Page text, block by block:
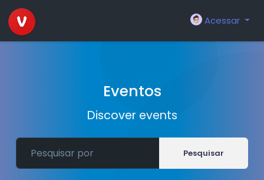
Acessar
Eventos
Discover events
Pesquisar